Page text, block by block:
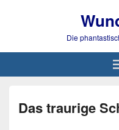
Die
Das traurige